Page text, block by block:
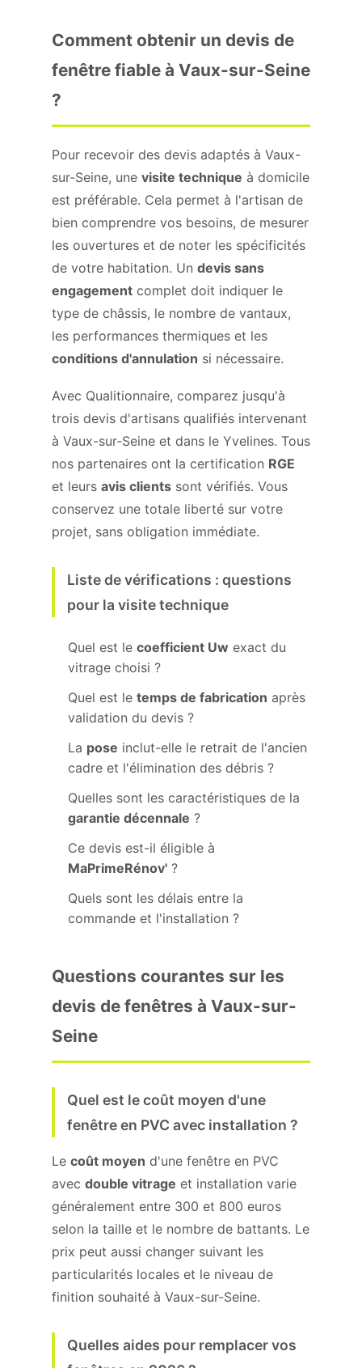
Comment obtenir un devis de
fenêtre fiable à Vaux-sur-Seine
?
Pour recevoir des devis adaptés à Vaux-
sur-Seine, une visite technique à domicile
est préférable. Cela permet à l'artisan de
bien comprendre vos besoins, de mesurer
les ouvertures et de noter les spécificités
de votre habitation. Un devis sans
engagement complet doit indiquer le
type de châssis, le nombre de vantaux,
les performances thermiques et les
conditions d'annulation si nécessaire.
Avec Qualitionnaire, comparez jusqu'à
trois devis d'artisans qualifiés intervenant
à Vaux-sur-Seine et dans le Yvelines. Tous
nos partenaires ont la certification RGE
et leurs avis clients sont vérifiés. Vous
conservez une totale liberté sur votre
projet, sans obligation immédiate.
Liste de vérifications : questions
pour la visite technique
Quel est le coefficient Uw exact du
vitrage choisi ?
Quel est le temps de fabrication après
validation du devis ?
La pose inclut-elle le retrait de l'ancien
cadre et l'élimination des débris ?
Quelles sont les caractéristiques de la
garantie décennale ?
Ce devis est-il éligible à
MaPrimeRénov' ?
Quels sont les délais entre la
commande et l'installation ?
Questions courantes sur les
devis de fenêtres à Vaux-sur-
Seine
Quel est le coût moyen d'une
fenêtre en PVC avec installation ?
Le coût moyen d'une fenêtre en PVC
avec double vitrage et installation varie
généralement entre 300 et 800 euros
selon la taille et le nombre de battants. Le
prix peut aussi changer suivant les
particularités locales et le niveau de
finition souhaité à Vaux-sur-Seine.
Quelles aides pour remplacer vos